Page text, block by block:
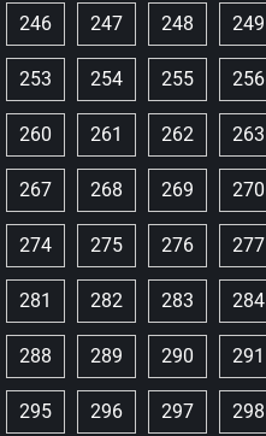
246 247 248 249
253 254 255 256
260 261 262 263
267 268 269 270
274 275 276 277
281 282 283 284
288 289 290 291
295 296 297 298